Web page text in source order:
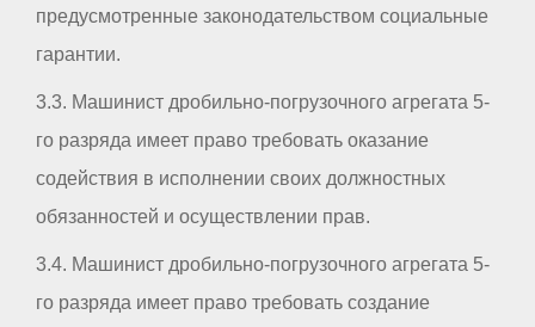
предусмотренные законодательством социальные
гарантии.
3.3. Машинист дробильно-погрузочного агрегата 5-
го разряда имеет право требовать оказание
содействия в исполнении своих должностных
обязанностей и осуществлении прав.
3.4. Машинист дробильно-погрузочного агрегата 5-
го разряда имеет право требовать создание